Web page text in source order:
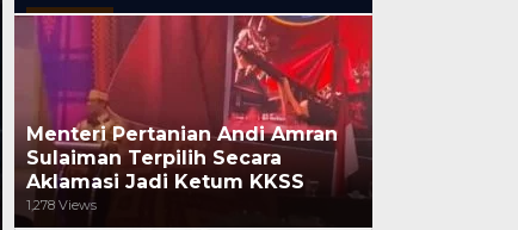
Menteri Pertanian Andi Amran
Sulaiman Terpilih Secara
Aklamasi Jadi Ketum KKSS
1,278 Views